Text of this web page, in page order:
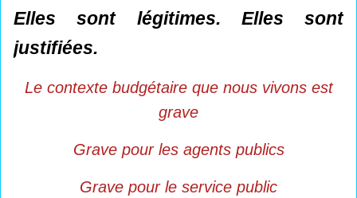
Elles sont légitimes. Elles sont
justifiées.
Le contexte budgétaire que nous vivons est
grave
Grave pour les agents publics
Grave pour le service public